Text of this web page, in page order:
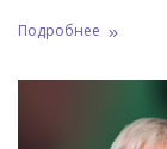
Подробнее